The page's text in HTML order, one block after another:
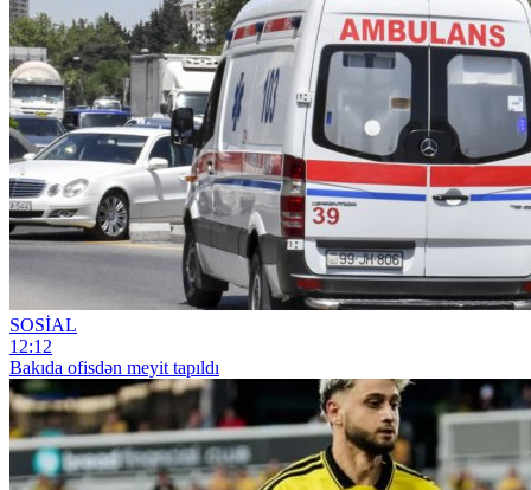
SOSİAL
12:12
Bakıda ofisdən meyit tapıldı